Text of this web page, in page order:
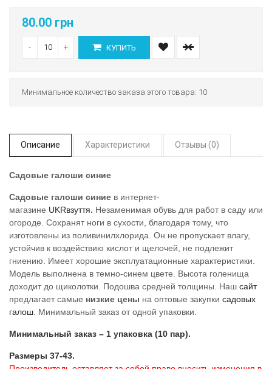
80.00 грн
- + КУПИТЬ
Минимальное количество заказа этого товара: 10
Описание Характеристики Отзывы (0)
Садовые галоши синие
Садовые галоши синие в интернет-
магазине UKRвзуття. Незаменимая обувь для работ в саду или
огороде. Сохранят ноги в сухости, благодаря тому, что
изготовлены из поливинилхлорида. Он не пропускает влагу,
устойчив к воздействию кислот и щелочей, не подлежит
гниению. Имеет хорошие эксплуатационные характеристики.
Модель выполнена в темно-синем цвете. Высота голенища
доходит до щиколотки. Подошва средней толщины. Наш сайт
предлагает самые низкие цены на оптовые закупки садовых
галош . Минимальный заказ от одной упаковки.
Минимальный заказ – 1 упаковка (10 пар).
Размеры 37-43.